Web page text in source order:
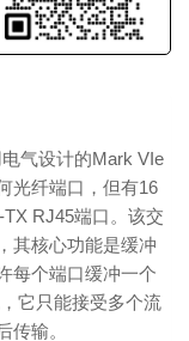
气设计的Mark VIe
光纤端口，但有16
RJ45端口。该交
其核心功能是缓冲
每个端口缓冲一个
它只能接受多个流
传输。